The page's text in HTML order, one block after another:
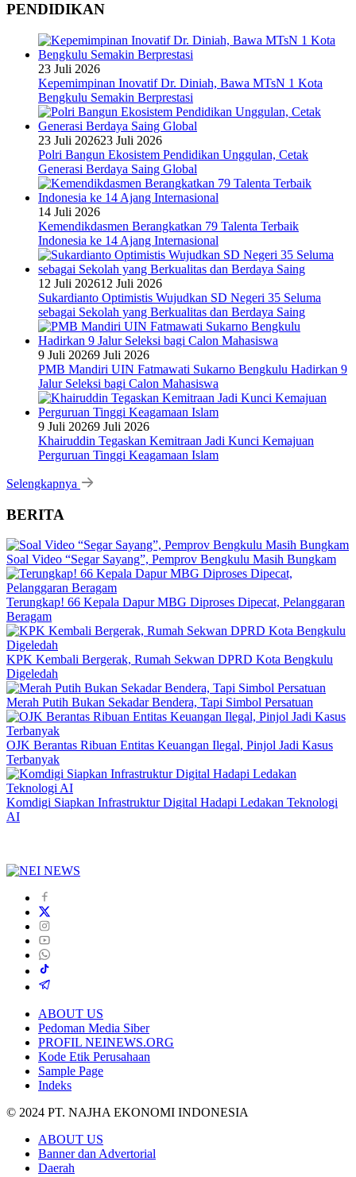
PENDIDIKAN
23 Juli 2026
Kepemimpinan Inovatif Dr. Diniah, Bawa MTsN 1 Kota
Bengkulu Semakin Berprestasi
23 Juli 202623 Juli 2026
Polri Bangun Ekosistem Pendidikan Unggulan, Cetak
Generasi Berdaya Saing Global
14 Juli 2026
Kemendikdasmen Berangkatkan 79 Talenta Terbaik
Indonesia ke 14 Ajang Internasional
12 Juli 202612 Juli 2026
Sukardianto Optimistis Wujudkan SD Negeri 35 Seluma
sebagai Sekolah yang Berkualitas dan Berdaya Saing
9 Juli 20269 Juli 2026
PMB Mandiri UIN Fatmawati Sukarno Bengkulu Hadirkan 9
Jalur Seleksi bagi Calon Mahasiswa
9 Juli 20269 Juli 2026
Khairuddin Tegaskan Kemitraan Jadi Kunci Kemajuan
Perguruan Tinggi Keagamaan Islam
Selengkapnya
BERITA
Soal Video “Segar Sayang”, Pemprov Bengkulu Masih Bungkam
Terungkap! 66 Kepala Dapur MBG Diproses Dipecat, Pelanggaran
Beragam
KPK Kembali Bergerak, Rumah Sekwan DPRD Kota Bengkulu
Digeledah
Merah Putih Bukan Sekadar Bendera, Tapi Simbol Persatuan
OJK Berantas Ribuan Entitas Keuangan Ilegal, Pinjol Jadi Kasus
Terbanyak
Komdigi Siapkan Infrastruktur Digital Hadapi Ledakan Teknologi
AI
ABOUT US
Pedoman Media Siber
PROFIL NEINEWS.ORG
Kode Etik Perusahaan
Sample Page
Indeks
© 2024 PT. NAJHA EKONOMI INDONESIA
ABOUT US
Banner dan Advertorial
Daerah